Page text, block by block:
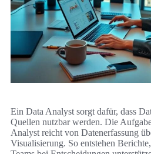
Ein Data Analyst sorgt dafür, dass
Quellen nutzbar werden. Die
Analyst reicht von Datenerfassung
Visualisierung. So entstehen